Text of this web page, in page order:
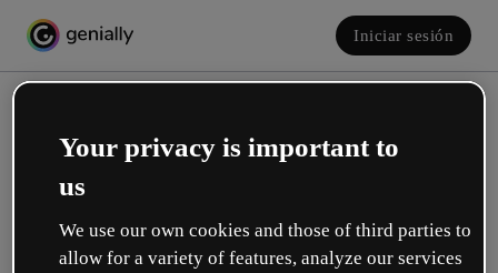
Iniciar sesión
Your privacy is important to
us
We use our own cookies and those of third parties to
allow for a variety of features, analyze our services